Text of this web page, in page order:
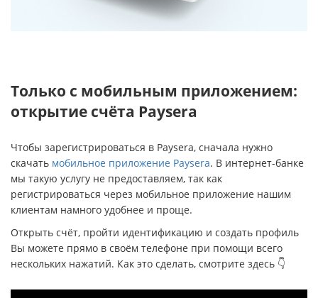
Только с мобильным приложением:
открытие счёта Рауsera
Чтобы зарегистрироваться в Paysera, сначала нужно
скачать мобильное приложение Paysera. В интернет-банке
мы такую услугу не предоставляем, так как
регистрироваться через мобильное приложение нашим
клиентам намного удобнее и проще.
Открыть счёт, пройти идентификацию и создать профиль
Вы можете прямо в своём телефоне при помощи всего
нескольких нажатий. Как это сделать, смотрите здесь 👇